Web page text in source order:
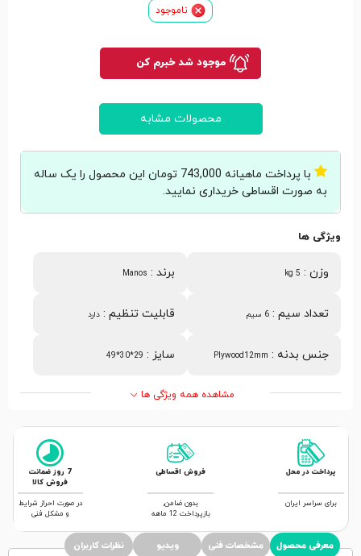
موجود شد خبرم کن
ناموجود
محصولات مشابه
با پرداخت ماهیانه 743,000 تومان این محصول را یک ساله
به صورت اقساطی خریداری نمایید.
ویژگی ها
وزن :
5 kg برند :
Manos
تعداد سیم : 6 سیم قابلیت تنظیم :دارد
جنس بدنه :
Plywood12mm سایز :
29*30*49
مشاهده همه ویژگی ها
پرداخت در محل
برای سراسر ایران
فروش اقساطی
بدون ضامن,
بازپرداخت 12 ماهه
7 روز ضمانت
فروش کالا
در صورت احراز شرایط
و مشکل فنی
معرفی محصول مشخصات فنی ویدیو نظرات کاربران